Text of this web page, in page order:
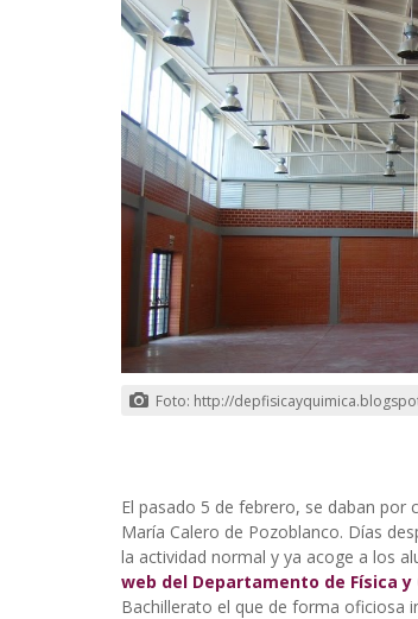
Foto: http://
El pasado 5 de febrero, se daban por
María Calero de Pozoblanco. Días
la actividad normal y ya acoge a los
web del Departamento de Física y
Bachillerato el que de forma oficiosa